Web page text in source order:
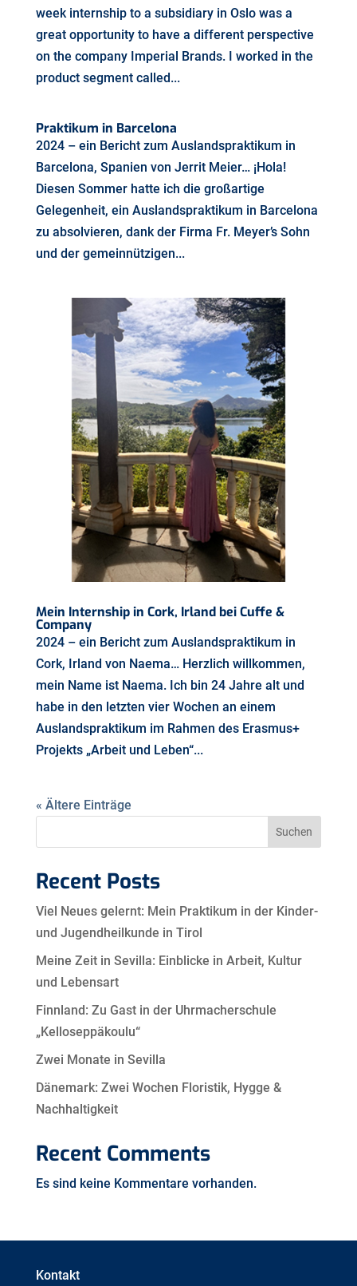
week internship to a subsidiary in Oslo was a
great opportunity to have a different perspective
on the company Imperial Brands. I worked in the
product segment called...
Praktikum in Barcelona
2024 – ein Bericht zum Auslandspraktikum in
Barcelona, Spanien von Jerrit Meier… ¡Hola!
Diesen Sommer hatte ich die großartige
Gelegenheit, ein Auslandspraktikum in Barcelona
zu absolvieren, dank der Firma Fr. Meyer’s Sohn
und der gemeinnützigen...
Mein Internship in Cork, Irland bei Cuffe &
Company
2024 – ein Bericht zum Auslandspraktikum in
Cork, Irland von Naema… Herzlich willkommen,
mein Name ist Naema. Ich bin 24 Jahre alt und
habe in den letzten vier Wochen an einem
Auslandspraktikum im Rahmen des Erasmus+
Projekts „Arbeit und Leben“...
« Ältere Einträge
Suchen
Recent Posts
Viel Neues gelernt: Mein Praktikum in der Kinder-
und Jugendheilkunde in Tirol
Meine Zeit in Sevilla: Einblicke in Arbeit, Kultur
und Lebensart
Finnland: Zu Gast in der Uhrmacherschule
„Kelloseppäkoulu“
Zwei Monate in Sevilla
Dänemark: Zwei Wochen Floristik, Hygge &
Nachhaltigkeit
Recent Comments
Es sind keine Kommentare vorhanden.
Kontakt